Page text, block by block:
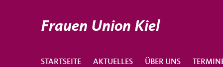
Frauen Union Kiel
STARTSEITE AKTUELLES ÜBER UNS